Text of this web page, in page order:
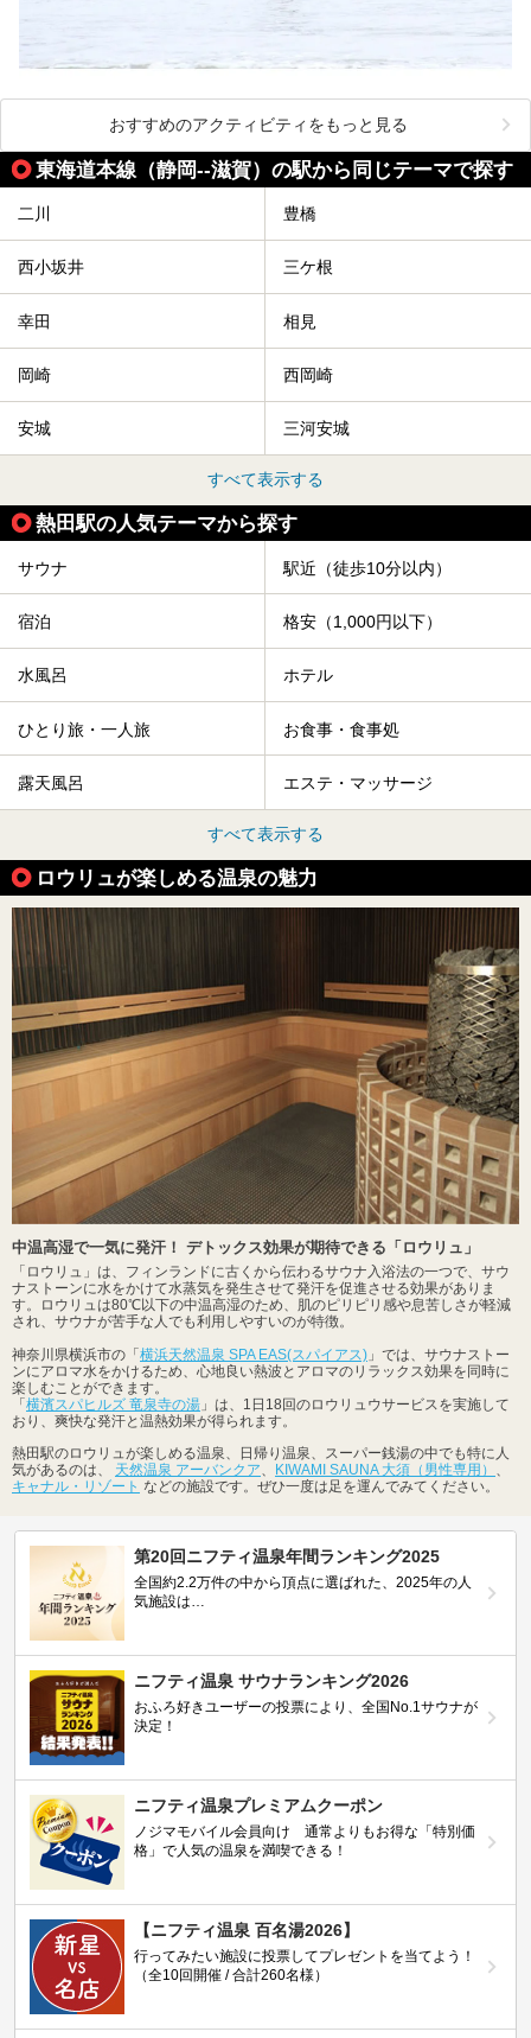
おすすめのアクティビティをもっと見る
東海道本線（静岡--滋賀）の駅から同じテーマで探す
二川 豊橋
西小坂井 三ケ根
幸田 相見
岡崎 西岡崎
安城 三河安城
すべて表示する
熱田駅の人気テーマから探す
サウナ 駅近（徒歩10分以内）
宿泊 格安（1,000円以下）
水風呂 ホテル
ひとり旅・一人旅 お食事・食事処
露天風呂 エステ・マッサージ
すべて表示する
ロウリュが楽しめる温泉の魅力
中温高湿で一気に発汗！ デトックス効果が期待できる「ロウリュ」
「ロウリュ」は、フィンランドに古くから伝わるサウナ入浴法の一つで、サウ
ナストーンに水をかけて水蒸気を発生させて発汗を促進させる効果がありま
す。ロウリュは80℃以下の中温高湿のため、肌のピリピリ感や息苦しさが軽減
され、サウナが苦手な人でも利用しやすいのが特徴。
神奈川県横浜市の「 横浜天然温泉 SPA EAS(スパイアス) 」では、サウナストー
ンにアロマ水をかけるため、心地良い熱波とアロマのリラックス効果を同時に
楽しむことができます。
「 横濱スパヒルズ 竜泉寺の湯 」は、1日18回のロウリュウサービスを実施して
おり、爽快な発汗と温熱効果が得られます。
熱田駅のロウリュが楽しめる温泉、日帰り温泉、スーパー銭湯の中でも特に人
気があるのは、 天然温泉 アーバンクア、 KIWAMI SAUNA 大須（男性専用） 、
キャナル・リゾート などの施設です。ぜひ一度は足を運んでみてください。
第20回ニフティ温泉年間ランキング2025
全国約2.2万件の中から頂点に選ばれた、2025年の人
気施設は…
ニフティ温泉 サウナランキング2026
おふろ好きユーザーの投票により、全国No.1サウナが
決定！
ニフティ温泉プレミアムクーポン
ノジマモバイル会員向け 通常よりもお得な「特別価
格」で人気の温泉を満喫できる！
【ニフティ温泉 百名湯2026】
行ってみたい施設に投票してプレゼントを当てよう！
（全10回開催 / 合計260名様）